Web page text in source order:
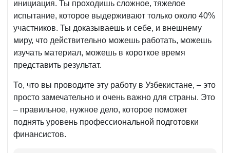
инициация. Ты проходишь сложное, тяжелое
испытание, которое выдерживают только около 40%
участников. Ты доказываешь и себе, и внешнему
миру, что действительно можешь работать, можешь
изучать материал, можешь в короткое время
представить результат.
То, что вы проводите эту работу в Узбекистане, – это
просто замечательно и очень важно для страны. Это
– правильное, нужное дело, которое поможет
поднять уровень профессиональной подготовки
финансистов.